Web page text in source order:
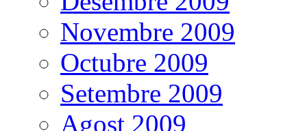
Novembre 2009
Octubre 2009
Setembre 2009
Agost 2009